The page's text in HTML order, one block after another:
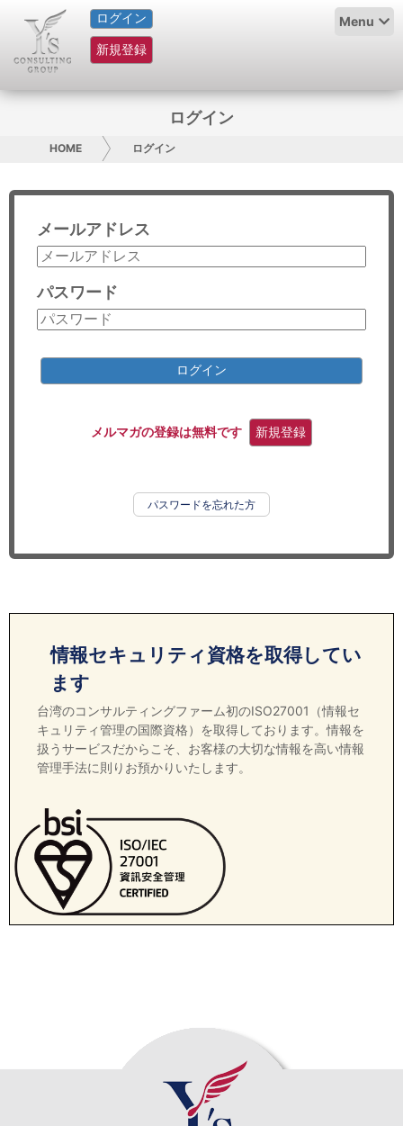
ログイン
新規登録
Menu
HOME
サービス紹介
グループ概要
採用情報
お問い合わせ
コンサルティング
リサーチ
ログイン
HOME ログイン
メールアドレス
パスワード
ログイン
メルマガの登録は無料です 新規登録
パスワードを忘れた方
情報セキュリティ資格を取得してい
ます
台湾のコンサルティングファーム初のISO27001（情報セ
キュリティ管理の国際資格）を取得しております。情報を
扱うサービスだからこそ、お客様の大切な情報を高い情報
管理手法に則りお預かりいたします。